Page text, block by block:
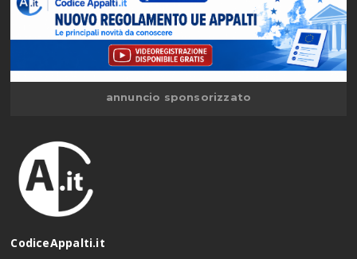
annuncio sponsorizzato
CodiceAppalti.it